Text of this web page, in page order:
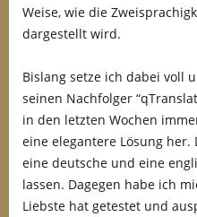
Weise, wie die
dargestellt wird.
Bislang setze ich dabei voll
seinen Nachfolger
in den letzten Wochen
eine elegantere Lösung her.
eine deutsche und eine
lassen. Dagegen habe ich
Liebste hat getestet und